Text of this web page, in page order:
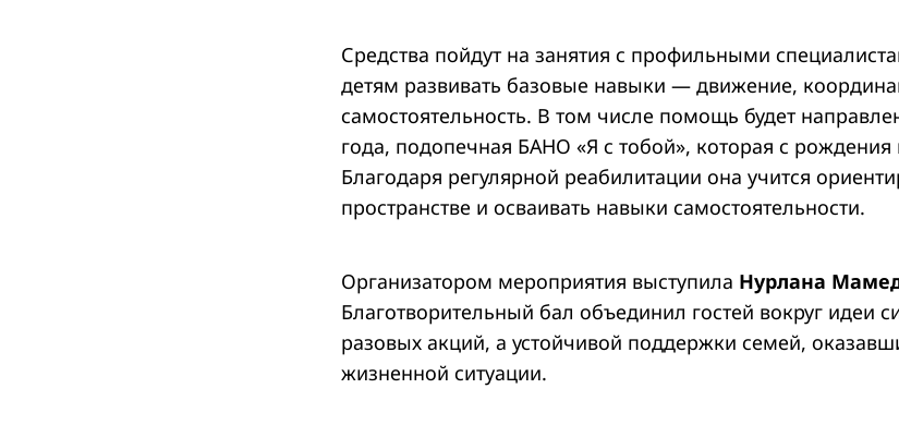
Средства пойдут на занятия с профильными
детям развивать базовые навыки — движение,
самостоятельность. В том числе помощь будет
года, подопечная БАНО «Я с тобой», которая с
Благодаря регулярной реабилитации она учится
пространстве и осваивать навыки самостоятельности.
Организатором мероприятия выступила Нурлана
Благотворительный бал объединил гостей вокруг идеи
разовых акций, а устойчивой поддержки семей,
жизненной ситуации.